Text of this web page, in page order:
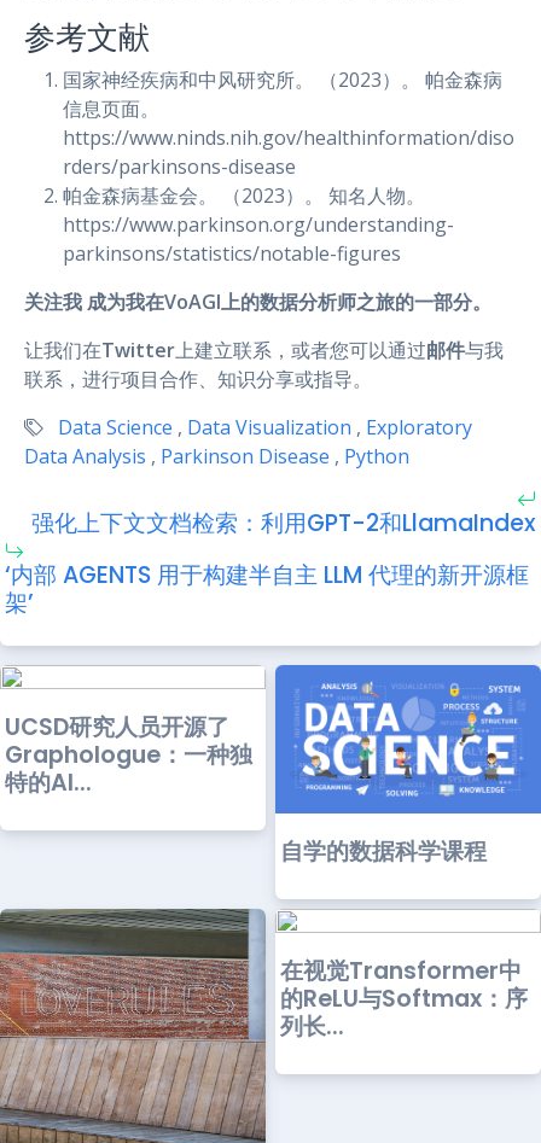
参考文献
国家神经疾病和中风研究所。 （2023）。 帕金森病
信息页面。
https://www.ninds.nih.gov/healthinformation/diso
rders/parkinsons-disease
帕金森病基金会。 （2023）。 知名人物。
https://www.parkinson.org/understanding-
parkinsons/statistics/notable-figures
关注我 成为我在VoAGI上的数据分析师之旅的一部分。
让我们在Twitter上建立联系，或者您可以通过邮件与我
联系，进行项目合作、知识分享或指导。
Data Science , Data Visualization , Exploratory
Data Analysis , Parkinson Disease , Python
强化上下文文档检索：利用GPT-2和LlamaIndex
‘内部 AGENTS 用于构建半自主 LLM 代理的新开源框
架’
UCSD研究人员开源了
Graphologue：一种独
特的AI...
自学的数据科学课程
在视觉Transformer中
的ReLU与Softmax：序
列长...